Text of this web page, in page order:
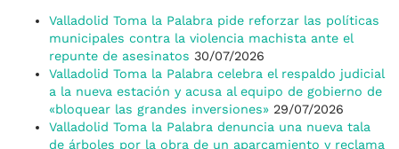
Valladolid Toma la Palabra pide reforzar las políticas
municipales contra la violencia machista ante el
repunte de asesinatos 30/07/2026
Valladolid Toma la Palabra celebra el respaldo judicial
a la nueva estación y acusa al equipo de gobierno de
«bloquear las grandes inversiones» 29/07/2026
Valladolid Toma la Palabra denuncia una nueva tala
de árboles por la obra de un aparcamiento y reclama